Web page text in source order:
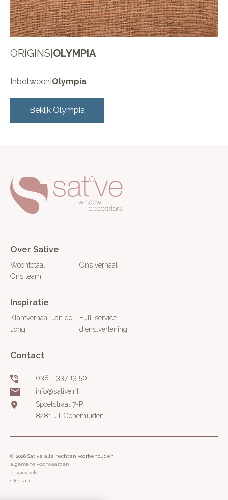
ORIGINS OLYMPIA
Inbetween Olympia
Bekijk Olympia
Over Sative
Woontotaal
Ons verhaal
Ons team
Inspiratie
Klantverhaal Jan de
Jong
Full-service
dienstverlening
Contact
038 - 337 13 50
info@sative.nl
Spoelstraat 7-P
8281 JT Genemuiden
© 2026 Sative alle rechten voorbehouden
algemene voorwaarden
privacybeleid
sitemap